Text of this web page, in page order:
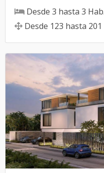
Desde 3 hasta 3 Hab.
Desde 123 hasta 201